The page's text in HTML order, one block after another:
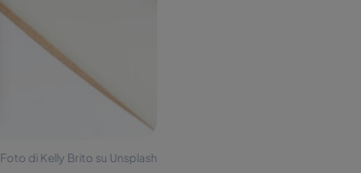
Foto di Kelly Brito su Unsplash